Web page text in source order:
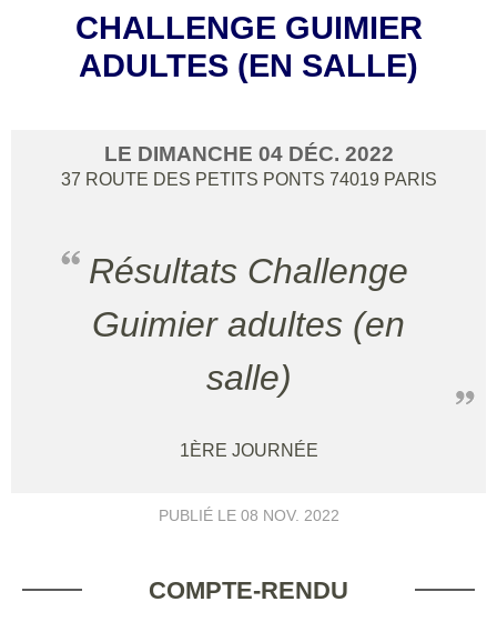
CHALLENGE GUIMIER
ADULTES (EN SALLE)
LE DIMANCHE 04 DÉC. 2022
37 ROUTE DES PETITS PONTS 74019 PARIS
Résultats Challenge
Guimier adultes (en
salle)
1ÈRE JOURNÉE
PUBLIÉ LE 08 NOV. 2022
COMPTE-RENDU